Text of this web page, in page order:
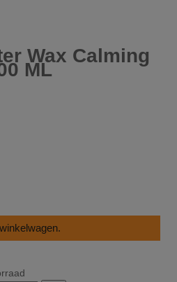
Wax Calming
ML